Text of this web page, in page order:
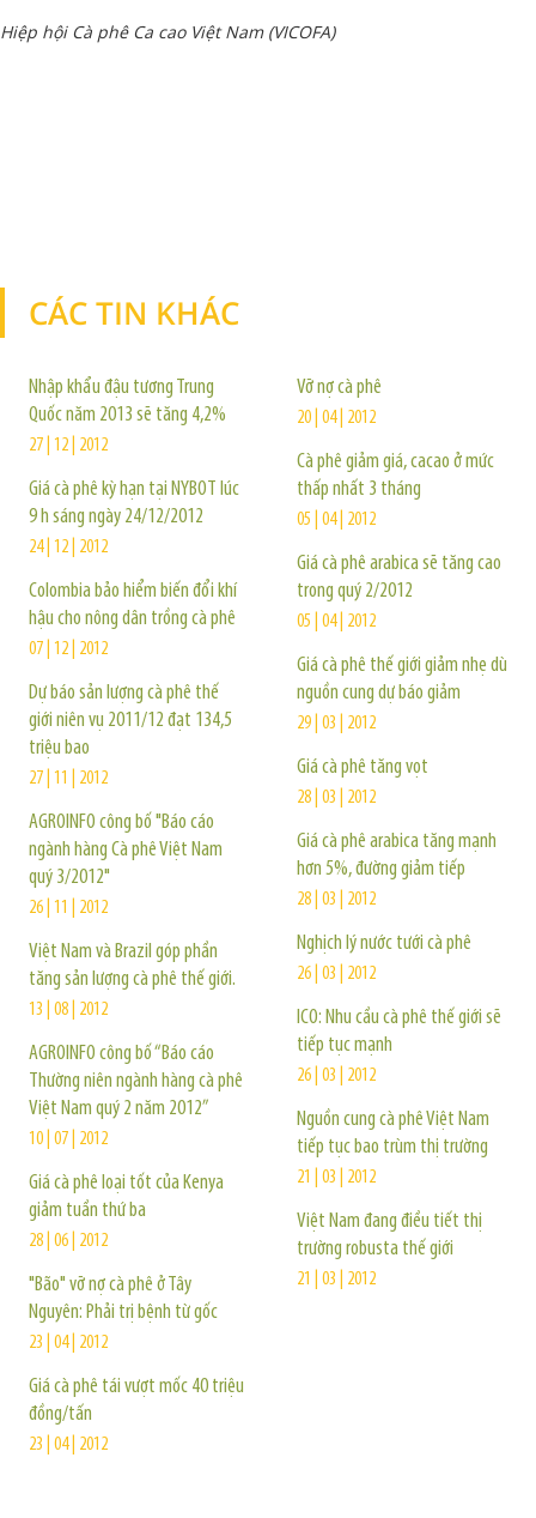
Hiệp hội Cà phê Ca cao Việt Nam (VICOFA)
CÁC TIN KHÁC
Nhập khẩu đậu tương Trung
Quốc năm 2013 sẽ tăng 4,2%
27 | 12 | 2012
Giá cà phê kỳ hạn tại NYBOT lúc
9 h sáng ngày 24/12/2012
24 | 12 | 2012
Colombia bảo hiểm biến đổi khí
hậu cho nông dân trồng cà phê
07 | 12 | 2012
Dự báo sản lượng cà phê thế
giới niên vụ 2011/12 đạt 134,5
triệu bao
27 | 11 | 2012
AGROINFO công bố "Báo cáo
ngành hàng Cà phê Việt Nam
quý 3/2012"
26 | 11 | 2012
Việt Nam và Brazil góp phần
tăng sản lượng cà phê thế giới.
13 | 08 | 2012
AGROINFO công bố “Báo cáo
Thường niên ngành hàng cà phê
Việt Nam quý 2 năm 2012”
10 | 07 | 2012
Giá cà phê loại tốt của Kenya
giảm tuần thứ ba
28 | 06 | 2012
"Bão" vỡ nợ cà phê ở Tây
Nguyên: Phải trị bệnh từ gốc
23 | 04 | 2012
Giá cà phê tái vượt mốc 40 triệu
đồng/tấn
23 | 04 | 2012
Vỡ nợ cà phê
20 | 04 | 2012
Cà phê giảm giá, cacao ở mức
thấp nhất 3 tháng
05 | 04 | 2012
Giá cà phê arabica sẽ tăng cao
trong quý 2/2012
05 | 04 | 2012
Giá cà phê thế giới giảm nhẹ dù
nguồn cung dự báo giảm
29 | 03 | 2012
Giá cà phê tăng vọt
28 | 03 | 2012
Giá cà phê arabica tăng mạnh
hơn 5%, đường giảm tiếp
28 | 03 | 2012
Nghịch lý nước tưới cà phê
26 | 03 | 2012
ICO: Nhu cầu cà phê thế giới sẽ
tiếp tục mạnh
26 | 03 | 2012
Nguồn cung cà phê Việt Nam
tiếp tục bao trùm thị trường
21 | 03 | 2012
Việt Nam đang điều tiết thị
trường robusta thế giới
21 | 03 | 2012